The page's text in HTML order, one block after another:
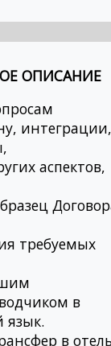
ОПИСАНИЕ
интеграции,
аспектов,
требуемых
в
язык.
в